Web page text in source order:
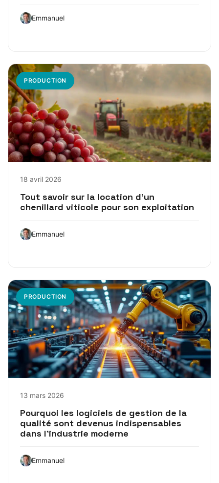
Emmanuel
PRODUCTION
18 avril 2026
Tout savoir sur la location d’un
chenillard viticole pour son exploitation
Emmanuel
PRODUCTION
13 mars 2026
Pourquoi les logiciels de gestion de la
qualité sont devenus indispensables
dans l’industrie moderne
Emmanuel